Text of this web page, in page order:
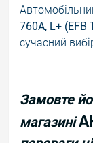
760A, L+ (EFB
сучасний
Замовте
магазині